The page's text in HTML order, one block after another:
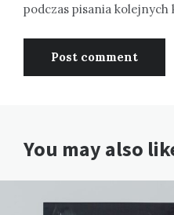
podczas pisania kolejnych
You may also